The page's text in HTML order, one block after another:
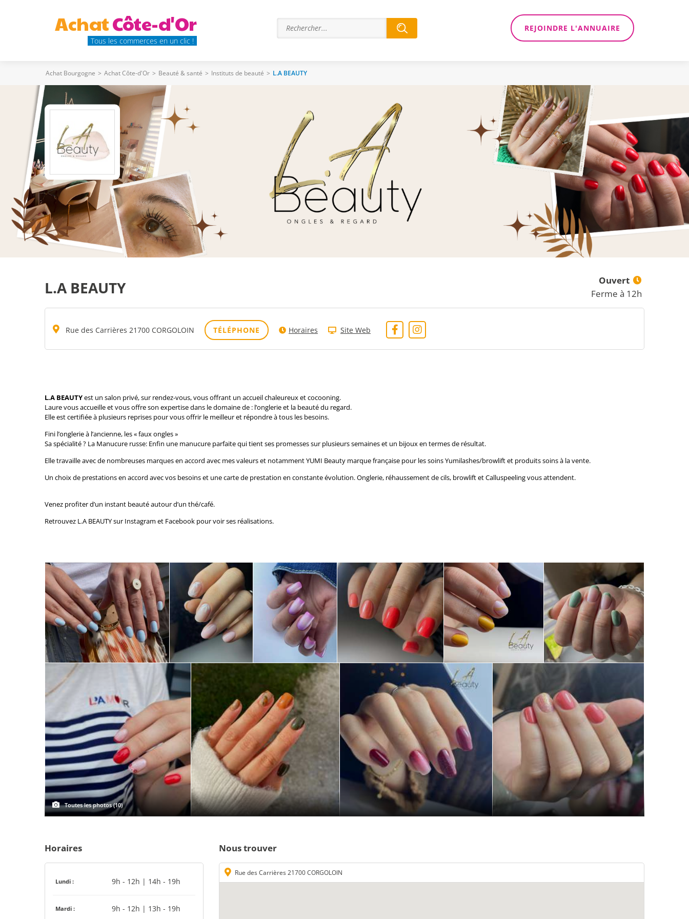
AchatCôte-d'Or
Tous les commerces en un clic !
REJOINDRE L'ANNUAIRE
Achat Bourgogne > Achat Côte-d'Or > Beauté & santé > Instituts de beauté > L.A BEAUTY
L.A BEAUTY
Ouvert
Ferme à 12h
Rue des Carrières 21700 CORGOLOIN TÉLÉPHONE Horaires Site Web
L.A BEAUTYest un salon privé, sur rendez-vous,vous offrant un accueil chaleureux et cocooning.
Laure vous accueille et vous offre son expertise dans le domaine de : l’onglerieet la beauté du regard.
Elle est certifiée à plusieurs reprises pour vous offrir le meilleur et répondre àtous les besoins.
Fini l’onglerie à l’ancienne, les « faux ongles »
Sa spécialité ? La Manucure russe: Enfin une manucure parfaite qui tient ses promesses sur plusieurs semaines et un bijoux en termes de résultat.
Elle travaille avec de nombreuses marques en accord avec mes valeurs et notamment YUMI Beauty marque française pour les soins Yumilashes/browlift et produits soins à la vente.
Un choix de prestations en accord avec vos besoins et une carte de prestation en constante évolution.Onglerie, réhaussement de cils, browlift et Calluspeeling vous attendent.
Venez profiter d’un instant beauté autour d’un thé/café.
Retrouvez L.A BEAUTY sur Instagram et Facebook pour voir ses réalisations.
Toutes les photos (10)
Horaires
Lundi : 9h - 12h | 14h - 19h
Mardi : 9h - 12h | 13h - 19h
Nous trouver
Rue des Carrières 21700 CORGOLOIN